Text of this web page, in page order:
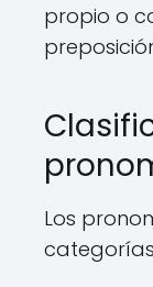
propio o
Los